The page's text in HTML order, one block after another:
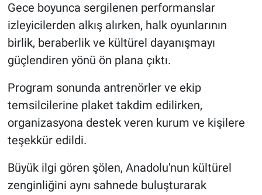
Gece boyunca sergilenen performanslar
izleyicilerden alkış alırken, halk oyunlarının
birlik, beraberlik ve kültürel dayanışmayı
güçlendiren yönü ön plana çıktı.
Program sonunda antrenörler ve ekip
temsilcilerine plaket takdim edilirken,
organizasyona destek veren kurum ve kişilere
teşekkür edildi.
Büyük ilgi gören şölen, Anadolu'nun kültürel
zenginliğini aynı sahnede buluşturarak